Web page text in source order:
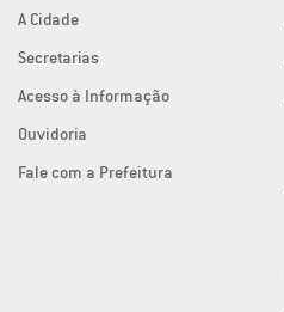
A Cidade
Secretarias
Acesso à Informação
Ouvidoria
Fale com a Prefeitura